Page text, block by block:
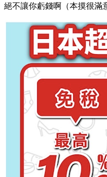
絕不讓你虧錢啊（本摸很滿